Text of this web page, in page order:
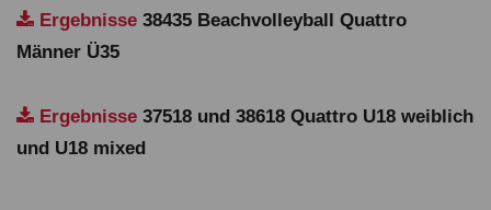
Ergebnisse 38435 Beachvolleyball Quattro
Männer Ü35
Ergebnisse 37518 und 38618 Quattro U18 weiblich
und U18 mixed